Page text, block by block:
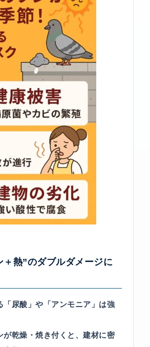
＋熱”のダブルダメージに
「尿酸」や「アンモニア」は強
が乾燥・焼き付くと、建材に密